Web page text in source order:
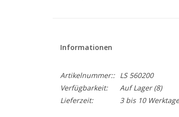
Informationen
Artikelnummer::
LS 560200
Verfügbarkeit:
Auf Lager(8)
Lieferzeit:
3 bis 10 Werktage